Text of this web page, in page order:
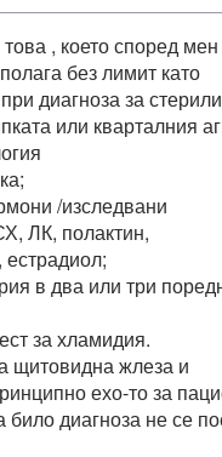
, което според мен
без лимит като
диагноза за
или кварталния
/изследвани
ЛК, полактин,
естрадиол;
в два или три
за хламидия.
щитовидна жлеза и
ехо-то за
било диагноза не се